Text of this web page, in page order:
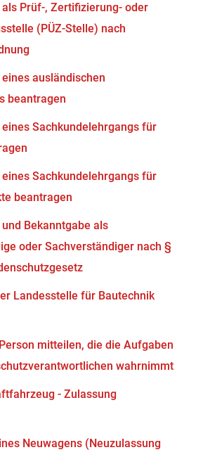
Prüf-, Zertifizierung- oder
(PÜZ-Stelle) nach
ausländischen
beantragen
Sachkundelehrgangs für
Sachkundelehrgangs für
beantragen
Bekanntgabe als
oder Sachverständiger nach §
Landesstelle für Bautechnik
mitteilen, die die Aufgaben
wahrnimmt
- Zulassung
Neuwagens (Neuzulassung